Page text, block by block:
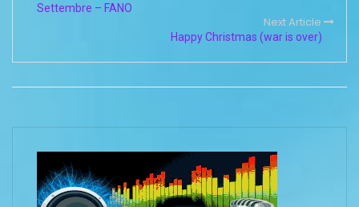
Settembre – FANO
Next Article
Happy Christmas (war is over)